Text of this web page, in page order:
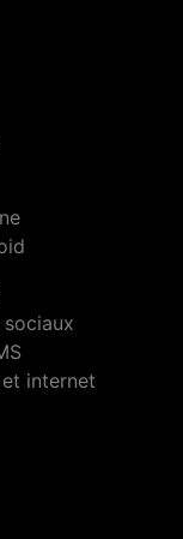
sociaux
internet